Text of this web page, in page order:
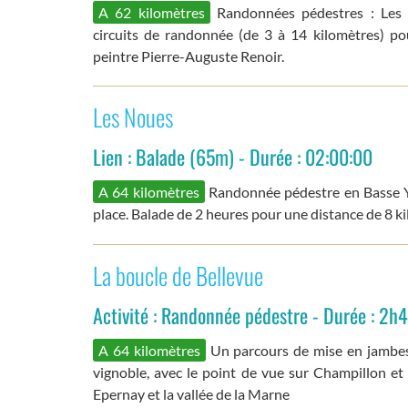
A 62 kilomètres
Randonnées pédestres :
circuits de randonnée (de 3 à 14 kilomètres)
peintre Pierre-Auguste Renoir.
Les Noues
Lien : Balade (65m) - Durée : 02:00:00
A 64 kilomètres Randonnée pédestre en
place. Balade de 2 heures pour une distance de 8
La boucle de Bellevue
Activité : Randonnée pédestre - Durée :
A 64 kilomètres
Un parcours de mise en
vignoble, avec le point de vue sur Champillon
Epernay et la vallée de la Marne